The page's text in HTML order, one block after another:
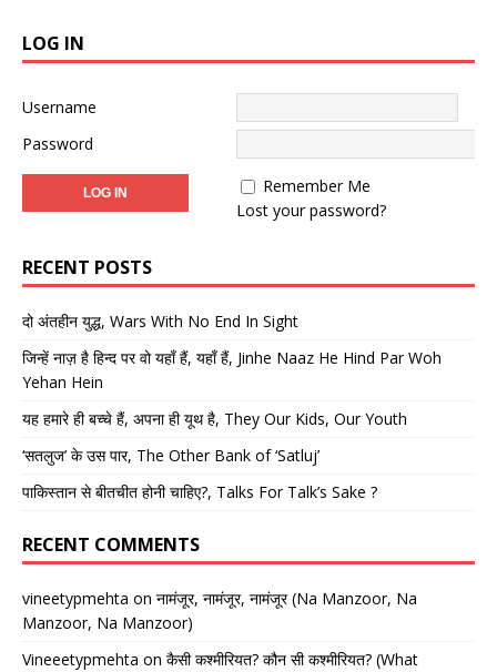
LOG IN
Username
Password
Remember Me
Lost your password?
RECENT POSTS
दो अंतहीन युद्ध, Wars With No End In Sight
जिन्हें नाज़ है हिन्द पर वो यहाँ हैं, यहाँ हैं, Jinhe Naaz He Hind Par Woh
Yehan Hein
यह हमारे ही बच्चे हैं, अपना ही यूथ है, They Our Kids, Our Youth
‘सतलुज’ के उस पार, The Other Bank of ‘Satluj’
पाकिस्तान से बीतचीत होनी चाहिए?, Talks For Talk’s Sake ?
RECENT COMMENTS
vineetypmehta on नामंजूर, नामंजूर, नामंजूर (Na Manzoor, Na
Manzoor, Na Manzoor)
Vineeetypmehta on कैसी कश्मीरियत? कौन सी कश्मीरियत? (What